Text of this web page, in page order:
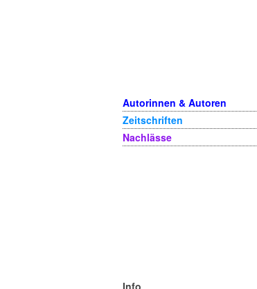
Autorinnen & Autoren
Zeitschriften
Nachlässe